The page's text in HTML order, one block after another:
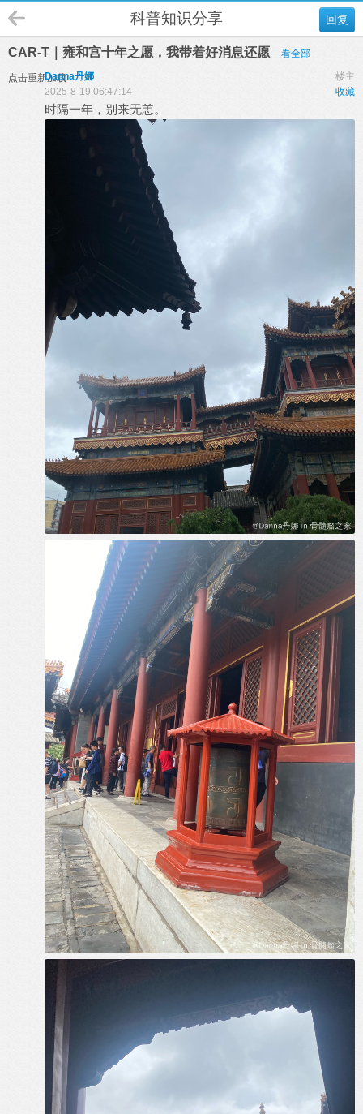
回复
科普知识分享
CAR-T｜雍和宫十年之愿，我带着好消息还愿 看全部
点击重新加载 楼主
Danna丹娜
收藏
2025-8-19 06:47:14
时隔一年，别来无恙。